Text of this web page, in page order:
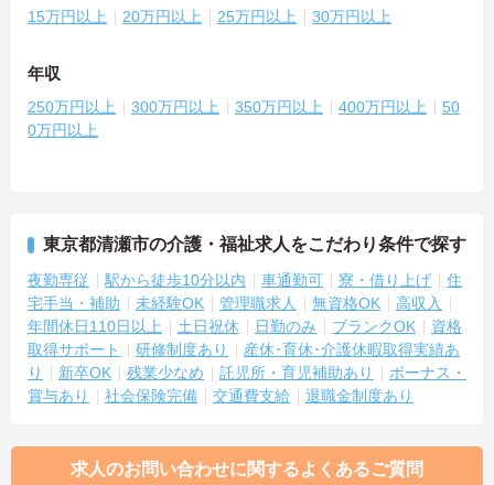
15万円以上 20万円以上 25万円以上 30万円以上
年収
250万円以上 300万円以上 350万円以上 400万円以上
50
0万円以上
東京都清瀬市の介護・福祉求人をこだわり条件で探す
夜勤専従 駅から徒歩10分以内 車通勤可 寮・借り上げ
住
宅手当・補助
未経験OK 管理職求人 無資格OK
高収入
年間休日110日以上
土日祝休 日勤のみ ブランクOK
資格
取得サポート
研修制度あり
産休･育休･介護休暇取得実績あ
り
新卒OK 残業少なめ 託児所・育児補助あり
ボーナス・
賞与あり
社会保険完備 交通費支給 退職金制度あり
求人のお問い合わせに関するよくあるご質問